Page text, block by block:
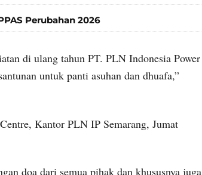
Perubahan 2026
di ulang tahun PT. PLN Indonesia Power
untuk panti asuhan dan dhuafa,”
Kantor PLN IP Semarang, Jumat
doa dari semua pihak dan khususnya juga